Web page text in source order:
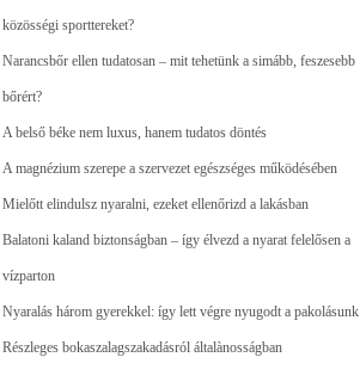
közösségi sporttereket?
Narancsbőr ellen tudatosan – mit tehetünk a simább, feszesebb
bőrért?
A belső béke nem luxus, hanem tudatos döntés
A magnézium szerepe a szervezet egészséges működésében
Mielőtt elindulsz nyaralni, ezeket ellenőrizd a lakásban
Balatoni kaland biztonságban – így élvezd a nyarat felelősen a
vízparton
Nyaralás három gyerekkel: így lett végre nyugodt a pakolásunk
Részleges bokaszalagszakadásról általànosságban